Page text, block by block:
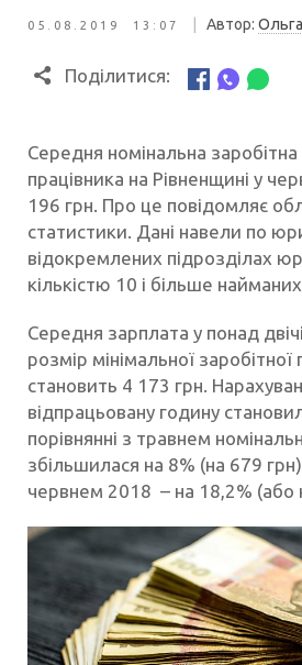
05.08.2019 13:07 Автор:
Поділитися:
Середня номінальна
працівника на Рівненщині у
196 грн. Про це повідомляє
статистики. Дані навели по
відокремлених підрозділах
кількістю 10 і більше
Середня зарплата у понад
розмір мінімальної заробітної
становить 4 173 грн.
відпрацьовану годину
порівнянні з травнем
збільшилася на 8% (на 679
червнем 2018 – на 18,2% (або